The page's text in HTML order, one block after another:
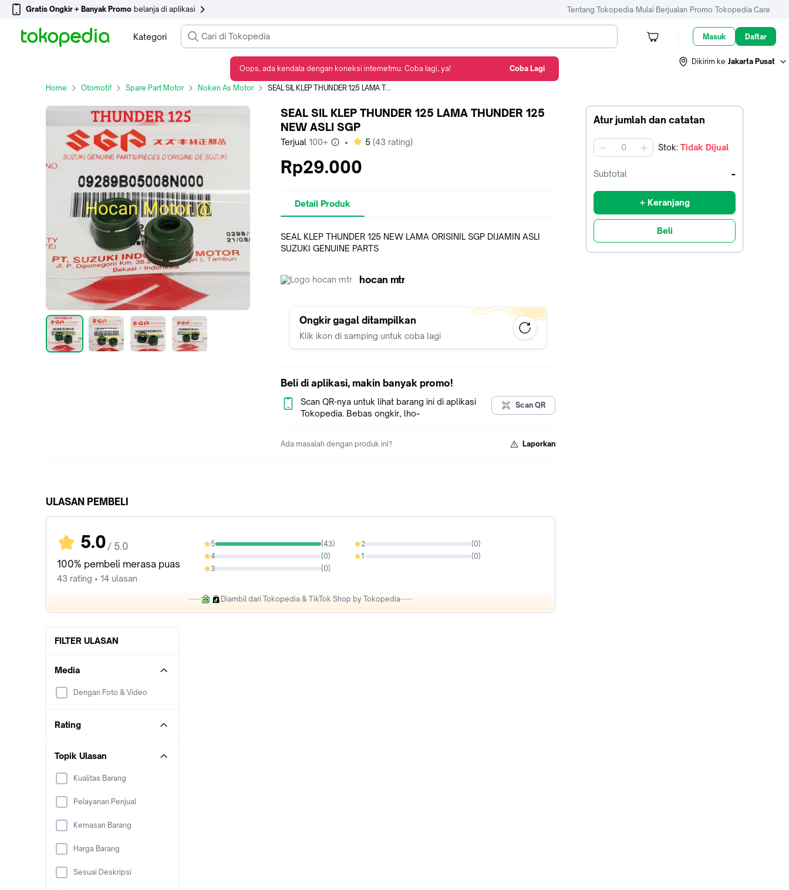
Gratis Ongkir + Banyak Promo belanja di aplikasi Tentang Tokopedia Mulai Berjualan Promo Tokopedia Care
Kategori Masuk Daftar
Dikirim ke Jakarta Pusat
Home Otomotif Spare Part Motor Noken As Motor SEAL SIL KLEP THUNDER 125 LAMA THUNDER 125 NEW ASLI SGP
Atur jumlah dan catatan
jumlah Stok: Tidak Dijual
Subtotal -
+ Keranjang
Beli
SEAL SIL KLEP THUNDER 125 LAMA THUNDER 125
NEW ASLI SGP
Terjual 100+ • bintang
5 (43 rating)
Rp29.000
Detail Produk
SEAL KLEP THUNDER 125 NEW LAMA ORISINIL SGP DIJAMIN ASLI
SUZUKI GENUINE PARTS
hocan mtr
Ongkir gagal ditampilkan
Klik ikon di samping untuk coba lagi
Beli di aplikasi, makin banyak promo!
Scan QR-nya untuk lihat barang ini di aplikasi
Tokopedia. Bebas ongkir, lho~
Scan QR
Ada masalah dengan produk ini? Laporkan
ULASAN PEMBELI
5.0 / 5.0
100% pembeli merasa puas
43 rating • 14 ulasan
5 (43)
100%
4 (0)
0%
3 (0)
0%
2 (0)
0%
1 (0)
0%
Diambil dari Tokopedia & TikTok Shop by Tokopedia
FILTER ULASAN
Media
Dengan Foto & Video
Rating
Topik Ulasan
Kualitas Barang
Pelayanan Penjual
Kemasan Barang
Harga Barang
Sesuai Deskripsi
Oops, ada kendala dengan koneksi internetmu. Coba lagi, ya! Coba Lagi